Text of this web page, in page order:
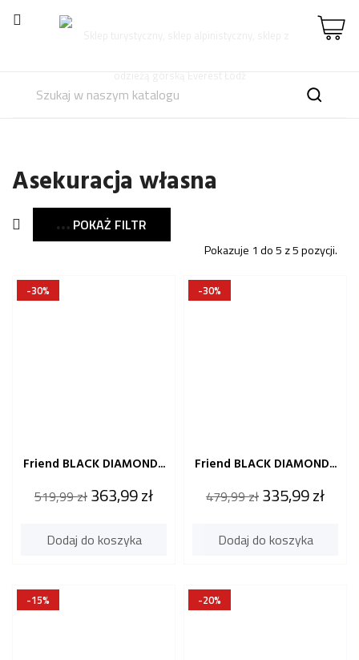

Asekuracja własna
 POKAŻ FILTR
Pokazuje 1 do 5 z 5 pozycji.
Friend BLACK DIAMOND...
Cena
519,99 zł Cena
363,99 zł
Dodaj do koszyka
-30%
Friend BLACK DIAMOND...
Cena
479,99 zł Cena
335,99 zł
Dodaj do koszyka
-30%
-15% -20%